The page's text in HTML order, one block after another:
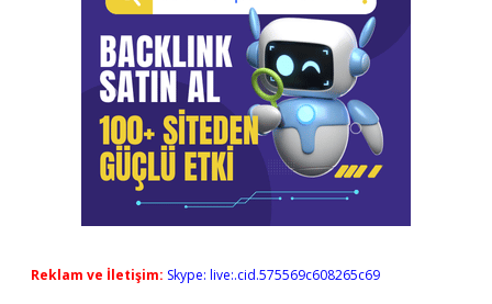
Reklam ve İletişim: Skype: live:.cid.575569c608265c69